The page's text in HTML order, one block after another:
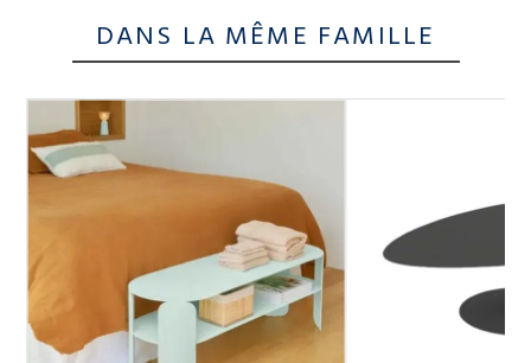
DANS LA MÊME FAMILLE